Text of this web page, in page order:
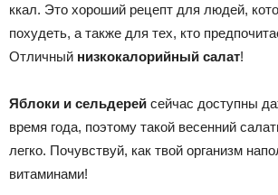
ккал. Это хороший рецепт для людей,
похудеть, а также для тех, кто
Отличный низкокалорийный салат!
Яблоки и сельдерей сейчас доступны
время года, поэтому такой весенний
легко. Почувствуй, как твой организм
витаминами!